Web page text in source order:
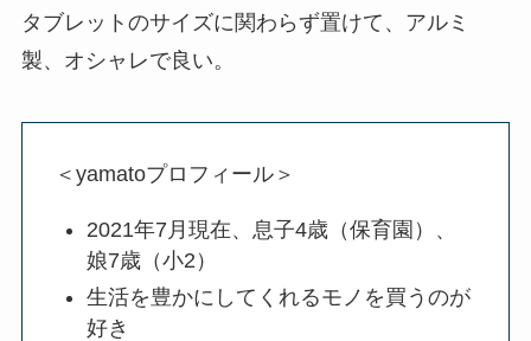
タブレットのサイズに関わらず置けて、アルミ
製、オシャレで良い。
＜yamatoプロフィール＞
2021年7月現在、息子4歳（保育園）、
娘7歳（小2）
生活を豊かにしてくれるモノを買うのが
好き